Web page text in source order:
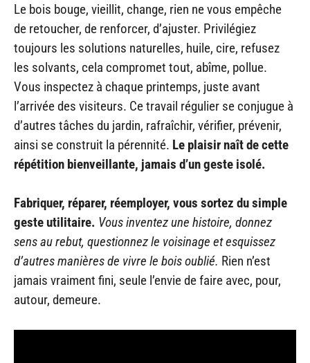
Le bois bouge, vieillit, change, rien ne vous empêche
de retoucher, de renforcer, d’ajuster. Privilégiez
toujours les solutions naturelles, huile, cire, refusez
les solvants, cela compromet tout, abîme, pollue.
Vous inspectez à chaque printemps, juste avant
l’arrivée des visiteurs. Ce travail régulier se conjugue à
d’autres tâches du jardin, rafraîchir, vérifier, prévenir,
ainsi se construit la pérennité. Le plaisir naît de cette
répétition bienveillante, jamais d’un geste isolé.
Fabriquer, réparer, réemployer, vous sortez du simple
geste utilitaire. Vous inventez une histoire, donnez
sens au rebut, questionnez le voisinage et esquissez
d’autres manières de vivre le bois oublié. Rien n’est
jamais vraiment fini, seule l’envie de faire avec, pour,
autour, demeure.